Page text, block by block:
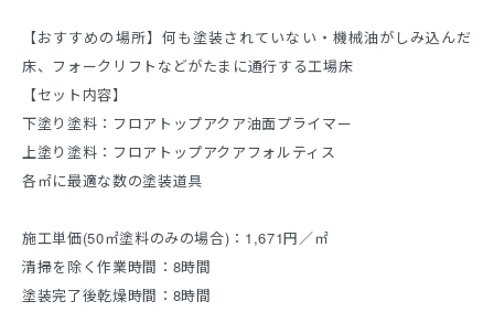
【おすすめの場所】何も塗装されていない・機械油がしみ込んだ
床、フォークリフトなどがたまに通行する工場床
【セット内容】
下塗り塗料：フロアトップアクア油面プライマー
上塗り塗料：フロアトップアクアフォルティス
各㎡に最適な数の塗装道具
施工単価(50㎡塗料のみの場合)：1,671円／㎡
清掃を除く作業時間：8時間
塗装完了後乾燥時間：8時間